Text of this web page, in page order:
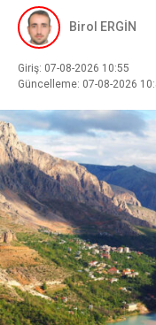
Birol ERGİN
Giriş: 07-08-2026 10:55
Güncelleme: 07-08-2026